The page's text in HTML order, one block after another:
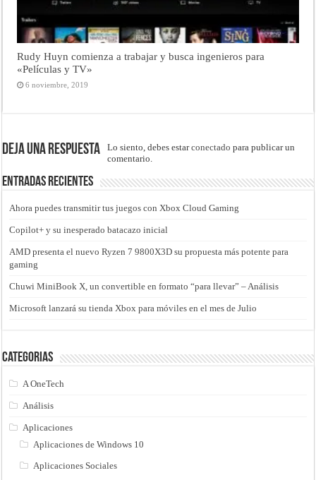
Rudy Huyn comienza a trabajar y busca ingenieros para
«Películas y TV»
6 noviembre, 2019
Deja una respuesta Lo siento, debes estarconectado para publicar un
comentario.
Entradas recientes
Ahora puedes transmitir tus juegos con Xbox Cloud Gaming
Copilot+ y su inesperado batacazo inicial
AMD presenta el nuevo Ryzen 7 9800X3D su propuesta más potente para
gaming
Chuwi MiniBook X, un convertible en formato “para llevar” – Análisis
Microsoft lanzará su tienda Xbox para móviles en el mes de Julio
Categorias
A OneTech
Análisis
Aplicaciones
Aplicaciones de Windows 10
Aplicaciones Sociales